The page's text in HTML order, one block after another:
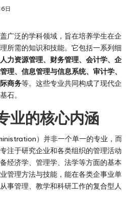
日
广泛的学科领域，旨在培养学生在企
所需的知识和技能。它包括一系列细
力资源管理、财务管理、会计学、企
理、信息管理与信息系统、审计学、
商务等。这些专业共同构成了现代企
石。
业的核心内涵
）并非一个单一的专业，而
注于研究企业和各类组织的管理活动
经济学、管理学、法学等方面的基本
管理方法与技能，能在各类企事业单
事管理、教学和科研工作的复合型人